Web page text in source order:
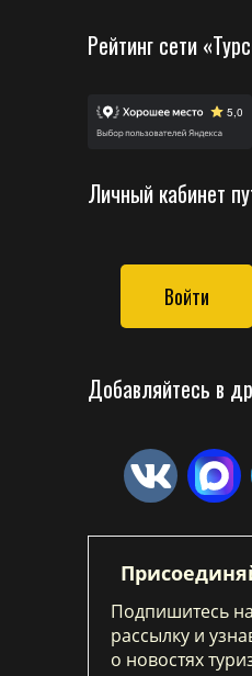
Рейтинг сети
Личный кабинет
Войти
Добавляйтесь в
Подпишитесь
рассылку и
о новостях